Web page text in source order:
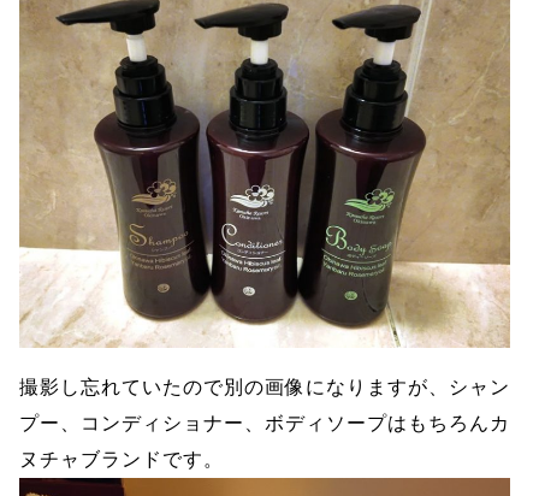
撮影し忘れていたので別の画像になりますが、シャン
プー、コンディショナー、ボディソープはもちろんカ
ヌチャブランドです。